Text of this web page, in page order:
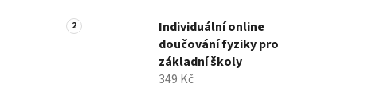
Individuální online
doučování fyziky pro
základní školy
349 Kč